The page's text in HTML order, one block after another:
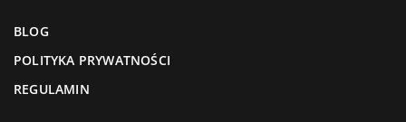
BLOG
POLITYKA PRYWATNOŚCI
REGULAMIN